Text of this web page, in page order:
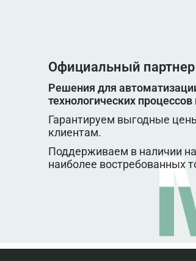
Официальный
Решения для
технологических
Гарантируем выгодные
клиентам.
Поддерживаем в наличии
наиболее востребованных